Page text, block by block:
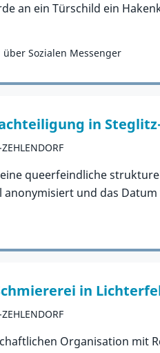
an ein Türschild ein
Sozialen Messenger
in
queerfeindliche
und das
in
Organisation